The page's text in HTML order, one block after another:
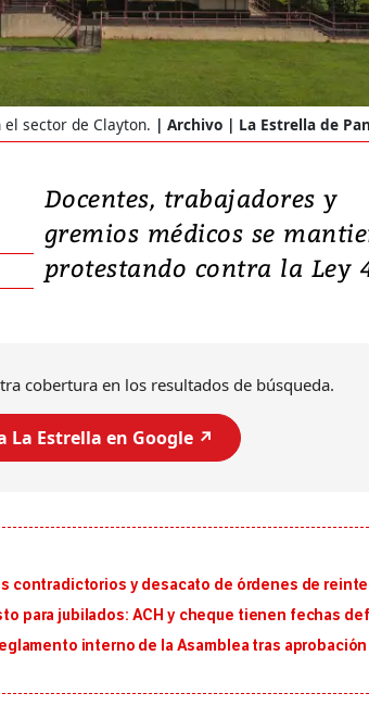
el sector de Clayton. Archivo | La Estrella de
Docentes, trabajadores y
gremios médicos se
protestando contra la Ley
cobertura en los resultados de búsqueda.
La Estrella en Google ↗️
contradictorios y desacato de órdenes de
para jubilados: ACH y cheque tienen fechas
interno de la Asamblea tras aprobación
Un fuerte terremoto de
7,1 se registró este martes
julio en la prefectura de
emergencia de gran